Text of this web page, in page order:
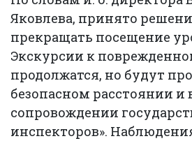
Яковлева, принято
прекращать посещение
Экскурсии к
продолжатся, но будут
безопасном расстоянии и
сопровождении
инспекторов».